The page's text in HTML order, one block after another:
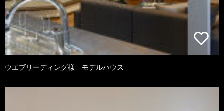
ウエブリーディング様 モデルハウス